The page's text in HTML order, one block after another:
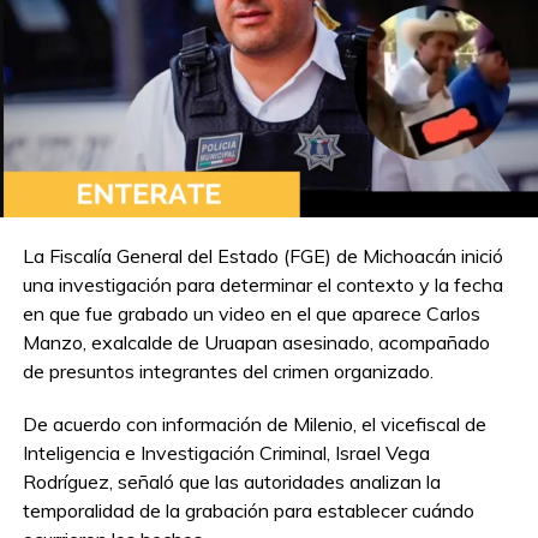
Compartir en:
TEMAS RELACIONADOS:
RESCATAN A TIGRE DE BENGALA CACHORRO EN LOMA VER
La Fiscalía General del Estado (FGE) de Michoacán inició
una investigación para determinar el contexto y la fecha
en que fue grabado un video en el que aparece Carlos
Manzo, exalcalde de Uruapan asesinado, acompañado
de presuntos integrantes del crimen organizado.
De acuerdo con información de Milenio, el vicefiscal de
Inteligencia e Investigación Criminal, Israel Vega
Rodríguez, señaló que las autoridades analizan la
temporalidad de la grabación para establecer cuándo